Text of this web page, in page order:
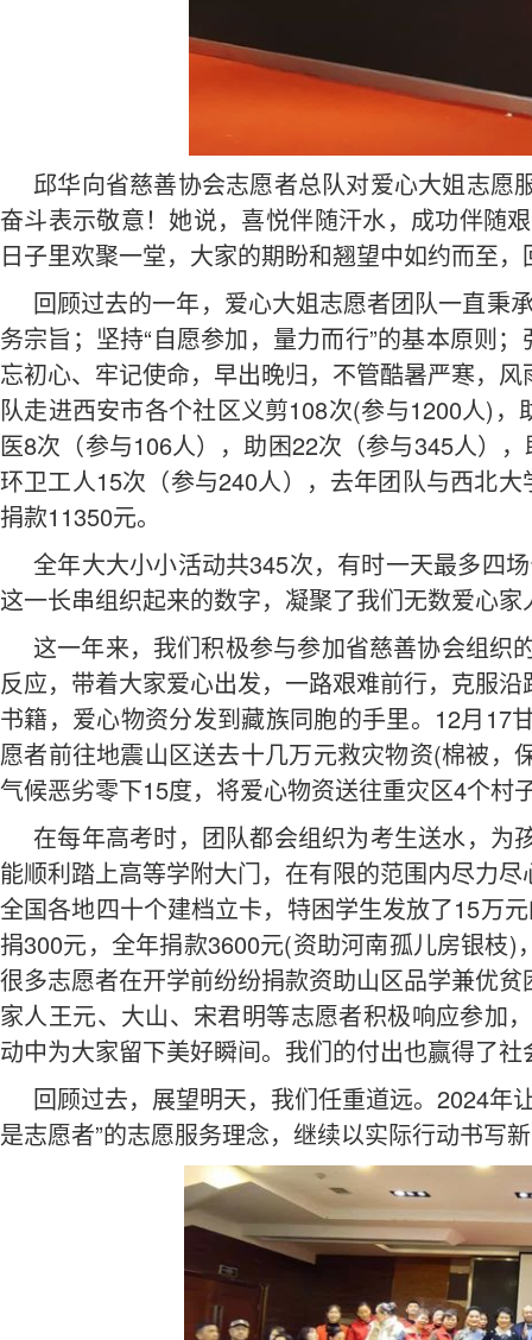
邱华向省慈善协会志愿者总队对爱心大姐志
奋斗表示敬意！她说，喜悦伴随汗水，成功伴随
日子里欢聚一堂，大家的期盼和翘望中如约而至
回顾过去的一年，爱心大姐志愿者团队一直秉
务宗旨；坚持“自愿参加，量力而行”的基本原则
忘初心、牢记使命，早出晚归，不管酷暑严寒，
队走进西安市各个社区义剪108次(参与1200人)
医8次（参与106人），助困22次（参与345人）
环卫工人15次（参与240人），去年团队与西北
捐款11350元。
全年大大小小活动共345次，有时一天最多四
这一长串组织起来的数字，凝聚了我们无数爱心
这一年来，我们积极参与参加省慈善协会组织
反应，带着大家爱心出发，一路艰难前行，克服
书籍，爱心物资分发到藏族同胞的手里。12月17
愿者前往地震山区送去十几万元救灾物资(棉被
气候恶劣零下15度，将爱心物资送往重灾区4个村
在每年高考时，团队都会组织为考生送水，
能顺利踏上高等学附大门，在有限的范围内尽力
全国各地四十个建档立卡，特困学生发放了15万
捐300元，全年捐款3600元(资助河南孤儿房银枝
很多志愿者在开学前纷纷捐款资助山区品学兼优
家人王元、大山、宋君明等志愿者积极响应参加
动中为大家留下美好瞬间。我们的付出也赢得了
回顾过去，展望明天，我们任重道远。2024年
是志愿者”的志愿服务理念，继续以实际行动书